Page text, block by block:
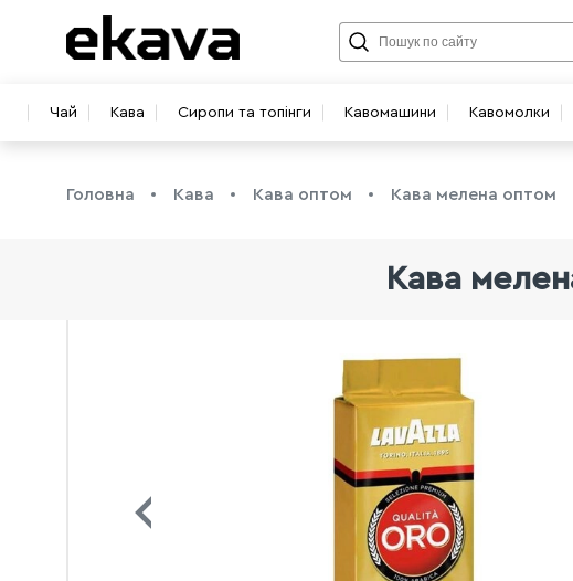
Чай Кава Сиропи та топінги Кавомашини Кавомолки
Головна Кава Кава оптом Кава мелена оптом
Кава